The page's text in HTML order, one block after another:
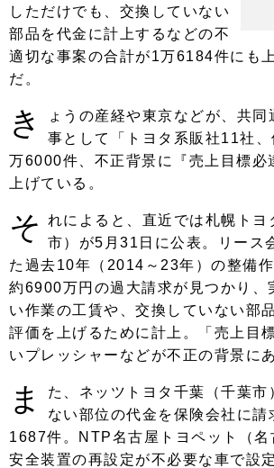
コラム
ショップレポート プ
レストア
カーメーカー「旧車」関連プロジ
ェクト
イベント
しただけでも、交換していない
部品を代金に計上するなどの不
適切な事案の合計が1万6184件にも
だ。
き
ょうの産経や東京などが、共
事として「トヨタ系販社11社
万6000件、不正背景に『売上目標必
上げている。
そ
れによると、直近では札幌トヨ
市）が5月31日に公表。リース
た過去10年（2014～23年）の整備
約6900万円の過大請求が見つかり、
い作業の工賃や、交換していない部
評価を上げるために計上。「売上目
いプレッシャーなどが不正の背景に
ま
た、ネッツトヨタ千葉（千葉市
ない部位の代金を保険会社に請
1687件。NTP名古屋トヨペット（名
安全装置の再設定が不必要な車で設